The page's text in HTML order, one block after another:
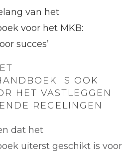
van het
voor het MKB:
succes’
IS OOK
HET VASTLEGGEN
REGELINGEN
dat het
uiterst geschikt is voor